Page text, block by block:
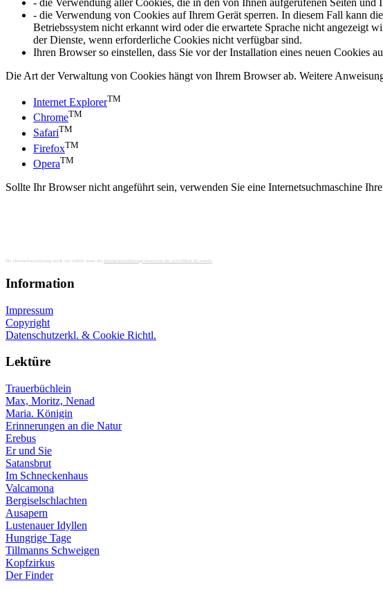
- die Verwendung von Cookies auf Ihrem Gerät sperren. In diesem Fall kann
Betriebssystem nicht erkannt wird oder die erwartete Sprache nicht
der Dienste, wenn erforderliche Cookies nicht verfügbar sind.
Ihren Browser so einstellen, dass Sie vor der Installation eines neuen Cookies
Die Art der Verwaltung von Cookies hängt von Ihrem Browser ab. Weitere
Internet ExplorerTM
ChromeTM
SafariTM
FirefoxTM
OperaTM
Sollte Ihr Browser nicht angeführt sein, verwenden Sie eine Internetsuchmaschine
Die Datenschutzerklärung wurde mit zuhilfe name des Datenschutzerklärungs-Generators der activeMind AG erstellt
Information
Impressum
Copyright
Datenschutzerkl. & Cookie Richtl.
Lektüre
Trauerbüchlein
Max, Moritz, Nenad
Maria. Königin
Erinnerungen an die Natur
Erebus
Er und Sie
Satansbrut
Im Schneckenhaus
Valcamona
Bergiselschlachten
Ausapern
Lustenauer Idyllen
Hungrige Tage
Tillmanns Schweigen
Kopfzirkus
Der Finder